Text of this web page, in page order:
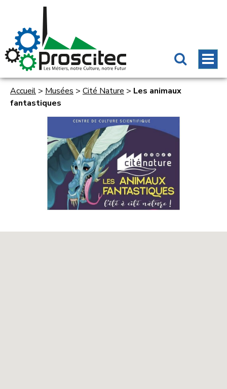
Accueil > Musées > Cité Nature > Les animaux
fantastiques